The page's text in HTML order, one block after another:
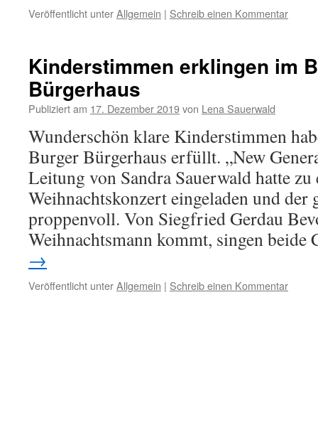
Veröffentlicht unterAllgemein | Schreib einen Kommentar
Kinderstimmen erklingen im
Bürgerhaus
Publiziert am 17. Dezember 2019von Lena Sauerwald
Wunderschön klare Kinderstimmen
Burger Bürgerhaus erfüllt. „New
Leitung von Sandra Sauerwald hatte zu
Weihnachtskonzert eingeladen und der
proppenvoll. Von Siegfried Gerdau
Weihnachtsmann kommt, singen
→
Veröffentlicht unterAllgemein | Schreib einen Kommentar